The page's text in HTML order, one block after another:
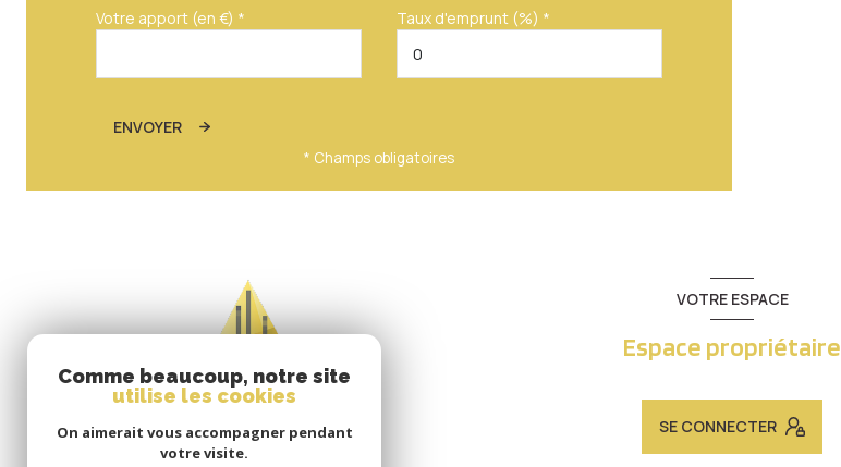
Votre apport (en €) * Taux d'emprunt (%) *
ENVOYER
* Champs obligatoires
VOTRE ESPACE
Espace propriétaire
SE CONNECTER
Comme beaucoup, notre site
utilise les cookies
On aimerait vous accompagner pendant
votre visite.